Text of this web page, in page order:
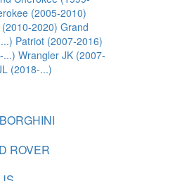
(2005-2010)
2020) Grand
Patriot (2007-2016)
...) Wrangler JK (2007-
(2018-...)
ROVER